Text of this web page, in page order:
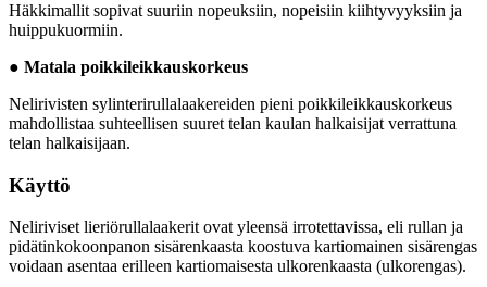
Häkkimallit sopivat suuriin nopeuksiin, nopeisiin kiihtyvyyksiin ja
huippukuormiin.
● Matala poikkileikkauskorkeus
Nelirivisten sylinterirullalaakereiden pieni poikkileikkauskorkeus
mahdollistaa suhteellisen suuret telan kaulan halkaisijat verrattuna
telan halkaisijaan.
Käyttö
Neliriviset lieriörullalaakerit ovat yleensä irrotettavissa, eli rullan ja
pidätinkokoonpanon sisärenkaasta koostuva kartiomainen sisärengas
voidaan asentaa erilleen kartiomaisesta ulkorenkaasta (ulkorengas).